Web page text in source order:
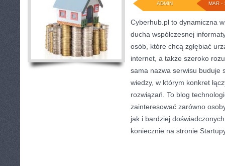
MAR -
ADMIN
Cyberhub.pl to dynamiczna
ducha współczesnej
osób, które chcą zgłębiać
internet, a także szeroko
sama nazwa serwisu buduje
wiedzy, w którym konkret
rozwiązań. To blog
zainteresować zarówno
jak i bardziej
koniecznie na stronie